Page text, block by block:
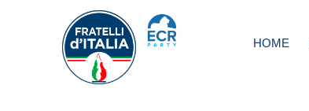
HOME